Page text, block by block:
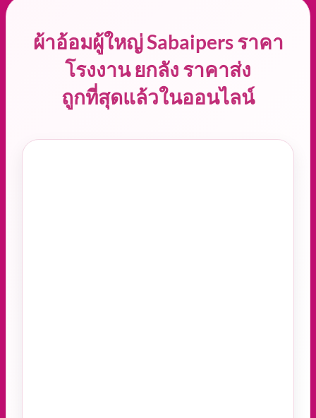
ผ้าอ้อมผู้ใหญ่ Sabaipers ราคา
โรงงาน ยกลัง ราคาส่ง
ถูกที่สุดแล้วในออนไลน์